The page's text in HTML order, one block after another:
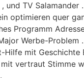
TV Salamander
optimieren quer
Programm
Werbe-Problem
mit Geschichte
vertraut Stimme